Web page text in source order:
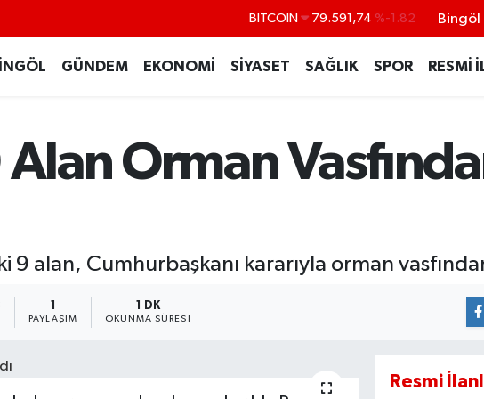
BITCOIN 79.591,74 %-1.82
G.ALTIN 6862,09000 %0.19
BİST100 14.598,00 %0
Bingöl
GÜNDEM EKONOMİ SİYASET SAĞLIK SPOR RESMİ
Orman
9 alan, Cumhurbaşkanı kararıyla orman
PAYLAŞIM
1 DK
OKUNMA SÜRESI
Resmi